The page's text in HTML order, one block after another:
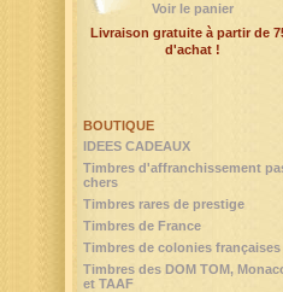
BOUTIQUE
IDEES CADEAUX
Timbres d'affranchissement
chers
Timbres rares de prestige
Timbres de France
Timbres de colonies françaises
Timbres des DOM TOM,
et TAAF
Voir le panier
Livraison gratuite à partir de
d'achat !